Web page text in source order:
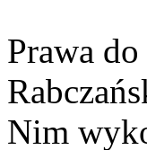
Prawa
Nim